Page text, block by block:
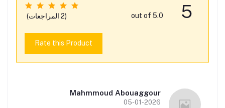
5
out of 5.0 (2 المراجعات)
Rate this Product
Mahmmoud Abouaggour
05-01-2026